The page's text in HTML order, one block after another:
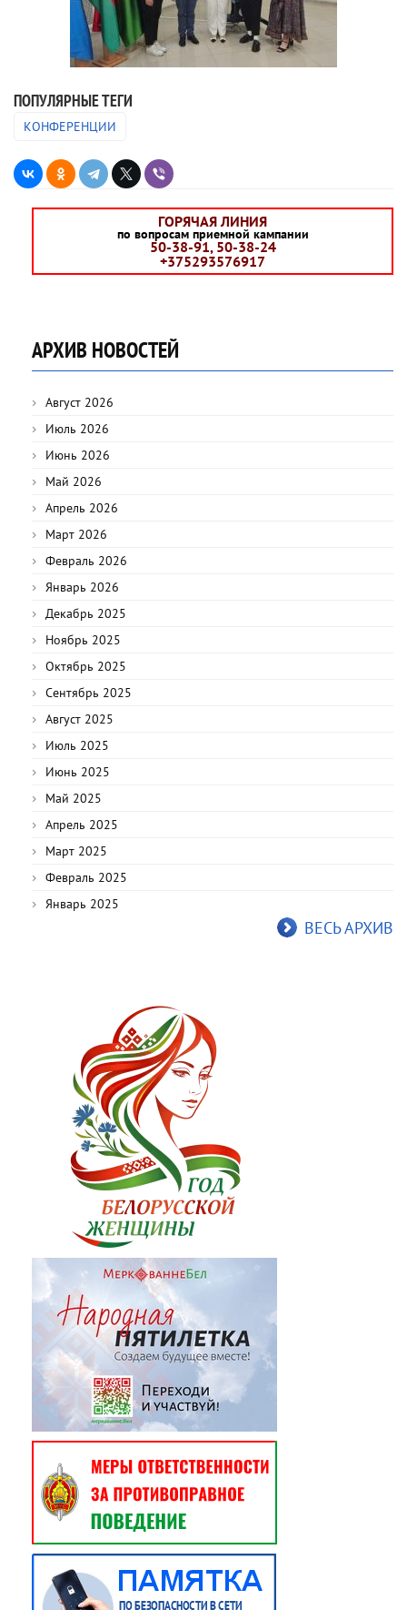
ПОПУЛЯРНЫЕ ТЕГИ
КОНФЕРЕНЦИИ
ГОРЯЧАЯ ЛИНИЯ
по вопросам приемной кампании
50-38-91, 50-38-24
+375293576917
АРХИВ НОВОСТЕЙ
Август 2026
Июль 2026
Июнь 2026
Май 2026
Апрель 2026
Март 2026
Февраль 2026
Январь 2026
Декабрь 2025
Ноябрь 2025
Октябрь 2025
Сентябрь 2025
Август 2025
Июль 2025
Июнь 2025
Май 2025
Апрель 2025
Март 2025
Февраль 2025
Январь 2025
ВЕСЬ АРХИВ